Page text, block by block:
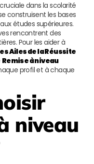
dans la scolarité
construisent les bases
études supérieures.
rencontrent des
Pour les aider à
Ailes de la Réussite
Remise à niveau
profil et à chaque
niveau